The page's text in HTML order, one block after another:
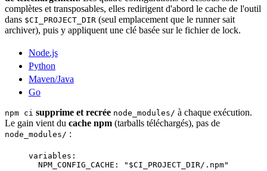
complètes et transposables, elles redirigent d'abord le cache de l'outil
dans $CI_PROJECT_DIR (seul emplacement que le runner sait
archiver), puis y appliquent une clé basée sur le fichier de lock.
Node.js
Python
Maven/Java
Go
npm ci supprime et recrée node_modules/ à chaque exécution.
Le gain vient du cache npm (tarballs téléchargés), pas de
node_modules/ :
variables :
NPM_CONFIG_CACHE : " $CI_PROJECT_DIR/.npm"